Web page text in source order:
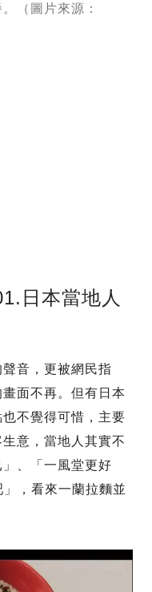
（圖片來源：
日本當地人
音，更被網民指
面不再。但有日本
不覺得可惜，主要
意，當地人其實不
、「一風堂更好
，看來一蘭拉麵並